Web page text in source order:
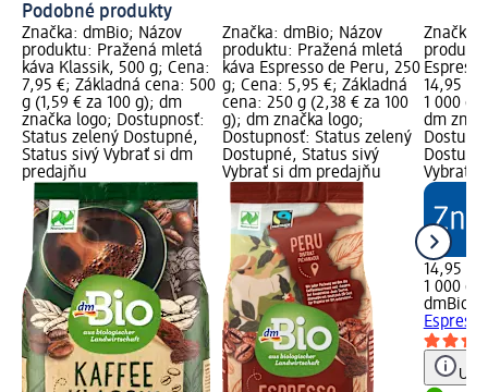
Podobné produkty
Značka: dmBio; Názov
produktu: Pražená mletá
káva Klassik, 500 g; Cena:
7,95 €; Základná cena: 500
g (1,59 € za 100 g); dm
značka logo; Dostupnosť:
Status zelený Dostupné,
Status sivý Vybrať si dm
predajňu
Značka: dmBio; Názov
produktu: Pražená mletá
káva Espresso de Peru, 250
g; Cena: 5,95 €; Základná
cena: 250 g (2,38 € za 100
g); dm značka logo;
Dostupnosť: Status zelený
Dostupné, Status sivý
Vybrať si dm predajňu
Značka:
14,95 €;
1 000 g
dm
Vybrať
14,95 €
1 000 g
dmBio